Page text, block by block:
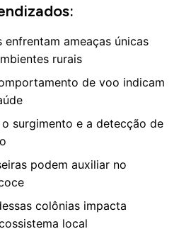
enfrentam ameaças únicas
rurais
de voo indicam
surgimento e a detecção de
podem auxiliar no
colônias impacta
local